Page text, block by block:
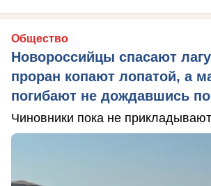
Общество
Новороссийцы спасают
проран копают лопатой, а
погибают не дождавшись
Чиновники пока не